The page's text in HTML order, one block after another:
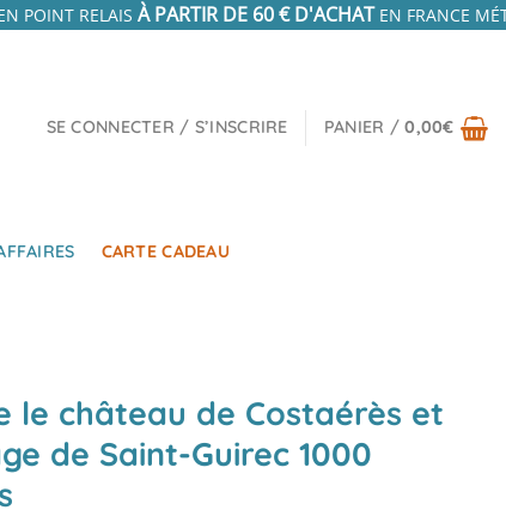
POINT RELAISÀ PARTIR DE 60 € D'ACHATEN FRANCE
SE CONNECTER / S’INSCRIRE PANIER /0,00€
CARTE CADEAU
le château de Costaérès et
de Saint-Guirec 1000